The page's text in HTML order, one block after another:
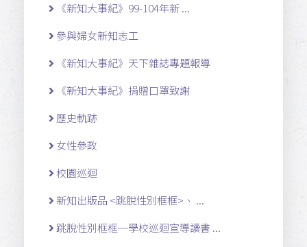
《新知大事紀》99-104年新 ...
參與婦女新知志工
《新知大事紀》天下雜誌專題報導
《新知大事紀》捐贈口罩致謝
歷史軌跡
女性參政
校園巡迴
新知出版品 <跳脫性別框框>、 ...
跳脫性別框框─學校巡迴宣導讀書 ...